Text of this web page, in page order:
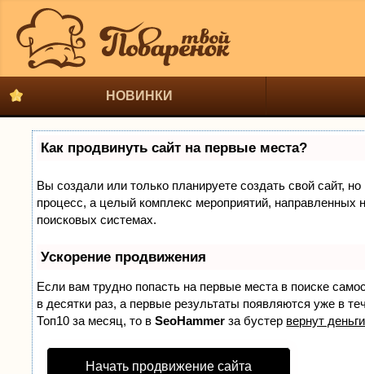
НОВИНКИ
Как продвинуть сайт на первые места?
Вы создали или только планируете создать свой сайт,
процесс, а целый комплекс мероприятий, направленных
поисковых системах.
Ускорение продвижения
Если вам трудно попасть на первые места в поиске
в десятки раз, а первые результаты появляются уже в
Топ10 за месяц, то вSeoHammer за бустер вернут
Начать продвижение сайта